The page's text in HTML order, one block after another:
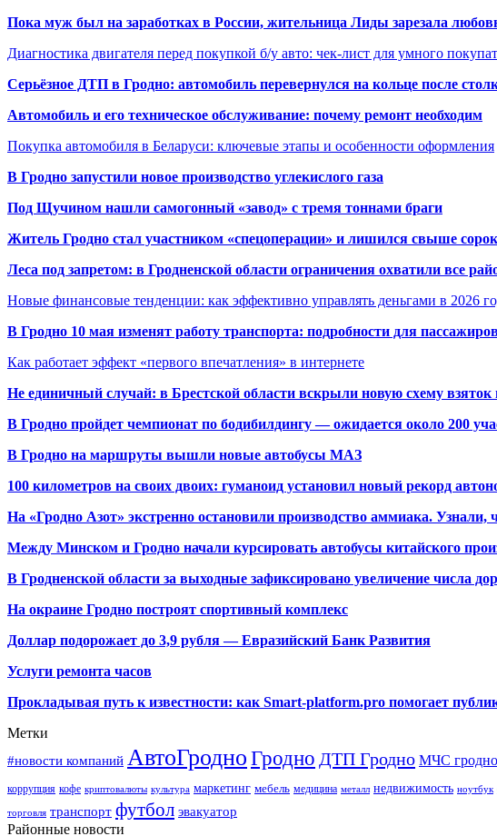
Пока муж был на заработках в России, жительница Лиды зарезала
Диагностика двигателя перед покупкой б/у авто: чек-лист для умного
Серьёзное ДТП в Гродно: автомобиль перевернулся на кольце после
Автомобиль и его техническое обслуживание: почему ремонт необходим
Покупка автомобиля в Беларуси: ключевые этапы и особенности оформления
В Гродно запустили новое производство углекислого газа
Под Щучином нашли самогонный «завод» с тремя тоннами браги
Житель Гродно стал участником «спецоперации» и лишился свыше
Леса под запретом: в Гродненской области ограничения охватили все
Новые финансовые тенденции: как эффективно управлять деньгами в 2026
В Гродно 10 мая изменят работу транспорта: подробности для
Как работает эффект «первого впечатления» в интернете
Не единичный случай: в Брестской области вскрыли новую схему взяток
В Гродно пройдет чемпионат по бодибилдингу — ожидается около 200
В Гродно на маршруты вышли новые автобусы МАЗ
100 километров на своих двоих: гуманоид установил новый рекорд
На «Гродно Азот» экстренно остановили производство аммиака. Узнали,
Между Минском и Гродно начали курсировать автобусы китайского
В Гродненской области за выходные зафиксировано увеличение числа
На окраине Гродно построят спортивный комплекс
Доллар подорожает до 3,9 рубля — Евразийский Банк Развития
Услуги ремонта часов
Прокладывая путь к известности: как Smart-platform.pro помогает
Метки
#новости компаний АвтоГродноГродно ДТП Гродно МЧС гродно
коррупция кофе криптовалюты культура маркетинг мебель медицина металл недвижимость ноутбук
торговля транспорт футбол эвакуатор
Районные новости